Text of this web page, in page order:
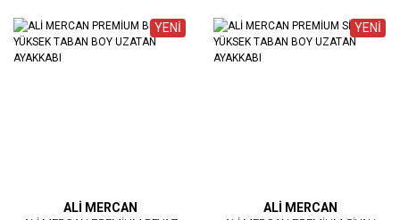
YENİ
ALİ MERCAN
YENİ
ALİ MERCAN